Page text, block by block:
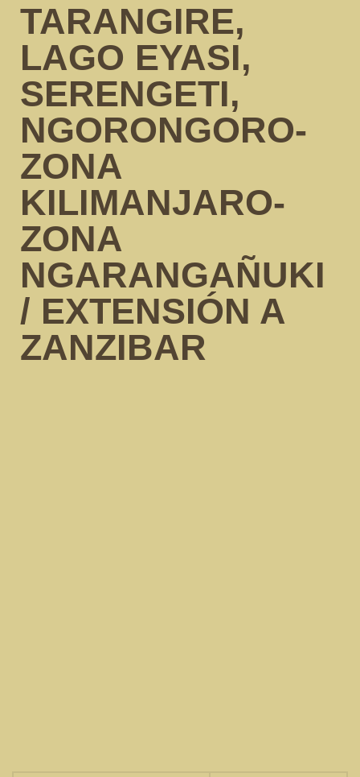
TARANGIRE,
LAGO EYASI,
SERENGETI,
NGORONGORO-
ZONA
KILIMANJARO-
ZONA
NGARANGAÑUKI
/ EXTENSIÓN A
ZANZIBAR